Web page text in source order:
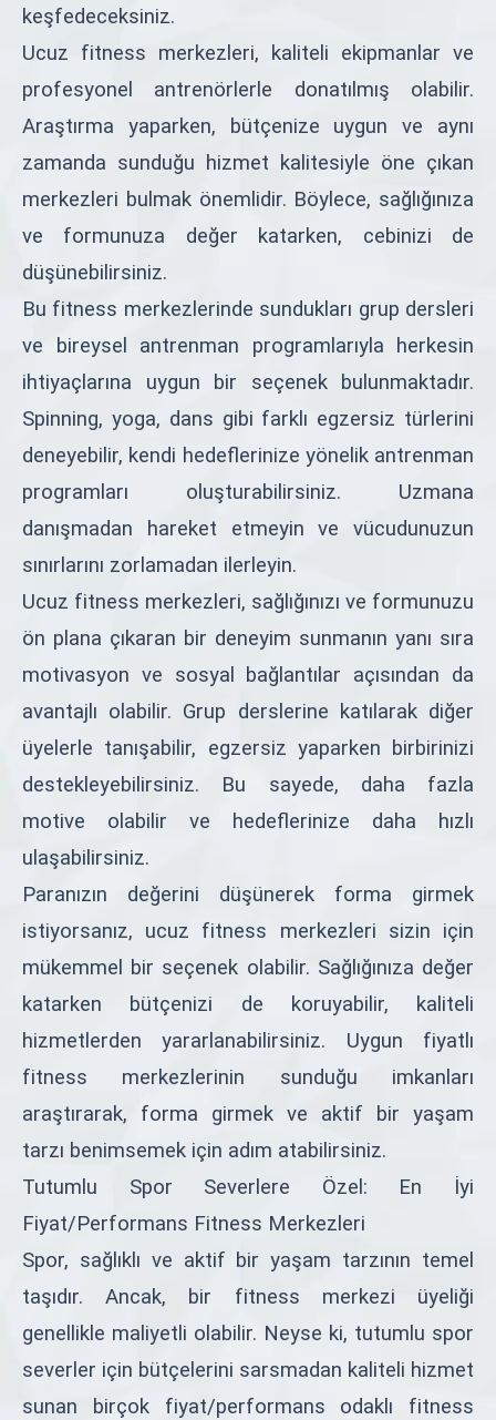
keşfedeceksiniz.
Ucuz fitness merkezleri, kaliteli ekipmanlar ve
profesyonel antrenörlerle donatılmış olabilir.
Araştırma yaparken, bütçenize uygun ve aynı
zamanda sunduğu hizmet kalitesiyle öne çıkan
merkezleri bulmak önemlidir. Böylece, sağlığınıza
ve formunuza değer katarken, cebinizi de
düşünebilirsiniz.
Bu fitness merkezlerinde sundukları grup dersleri
ve bireysel antrenman programlarıyla herkesin
ihtiyaçlarına uygun bir seçenek bulunmaktadır.
Spinning, yoga, dans gibi farklı egzersiz türlerini
deneyebilir, kendi hedeflerinize yönelik antrenman
programları oluşturabilirsiniz. Uzmana
danışmadan hareket etmeyin ve vücudunuzun
sınırlarını zorlamadan ilerleyin.
Ucuz fitness merkezleri, sağlığınızı ve formunuzu
ön plana çıkaran bir deneyim sunmanın yanı sıra
motivasyon ve sosyal bağlantılar açısından da
avantajlı olabilir. Grup derslerine katılarak diğer
üyelerle tanışabilir, egzersiz yaparken birbirinizi
destekleyebilirsiniz. Bu sayede, daha fazla
motive olabilir ve hedeflerinize daha hızlı
ulaşabilirsiniz.
Paranızın değerini düşünerek forma girmek
istiyorsanız, ucuz fitness merkezleri sizin için
mükemmel bir seçenek olabilir. Sağlığınıza değer
katarken bütçenizi de koruyabilir, kaliteli
hizmetlerden yararlanabilirsiniz. Uygun fiyatlı
fitness merkezlerinin sunduğu imkanları
araştırarak, forma girmek ve aktif bir yaşam
tarzı benimsemek için adım atabilirsiniz.
Tutumlu Spor Severlere Özel: En İyi
Fiyat/Performans Fitness Merkezleri
Spor, sağlıklı ve aktif bir yaşam tarzının temel
taşıdır. Ancak, bir fitness merkezi üyeliği
genellikle maliyetli olabilir. Neyse ki, tutumlu spor
severler için bütçelerini sarsmadan kaliteli hizmet
sunan birçok fiyat/performans odaklı fitness